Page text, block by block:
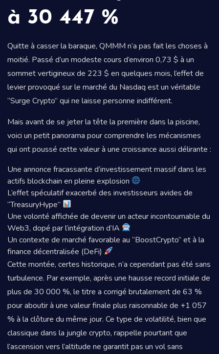
à 30 447 %
Quitte à casser la baraque, QMMM n’a pas fait les choses à
moitié. Passé d’un modeste cours d’environ 0,73 $ à un
sommet vertigineux de 223 $ en quelques mois, l’effet de
levier provoqué sur le marché du Nasdaq est un véritable
“Surge Crypto” qui ne laisse personne indifférent.
Mais avant de se jeter la tête la première dans la piscine,
voici un petit panorama pour comprendre les mécanismes
qui ont poussé cette valeur à une croissance aussi délirante :
Une annonce fracassante d’investissement massif dans les
actifs blockchain en pleine explosion
L’effet spéculatif exacerbé des investisseurs avides de
“TreasuryHype”
Une volonté affichée de devenir un acteur incontournable du
Web3, dopé par l’intégration d’IA
Un contexte de marché favorable au “BoostCrypto” et à la
finance décentralisée (DeFi)
Cette montée, certes historique, n’a cependant pas été sans
turbulence. Par exemple, après une hausse record initiale de
plus de 30 000 %, le titre a corrigé brutalement de 63 %
pour aboutir à une valeur finale plus raisonnable de +1 057
% à la clôture du même jour. Ce type de volatilité, bien que
classique dans la jungle crypto, rappelle pourtant que
l’ascension vers l’altitude ne garantit pas un vol sans